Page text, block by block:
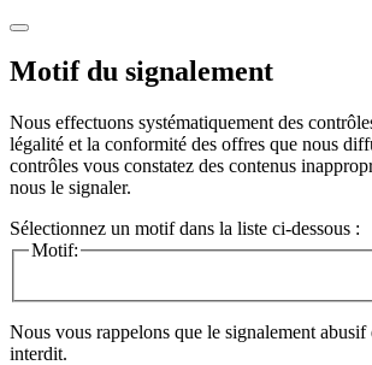
Motif du signalement
Nous effectuons systématiquement des
légalité et la conformité des offres que nous
contrôles vous constatez des contenus
nous le signaler.
Sélectionnez un motif dans la liste ci-dessous :
Motif:
Nous vous rappelons que le signalement abusif
interdit.